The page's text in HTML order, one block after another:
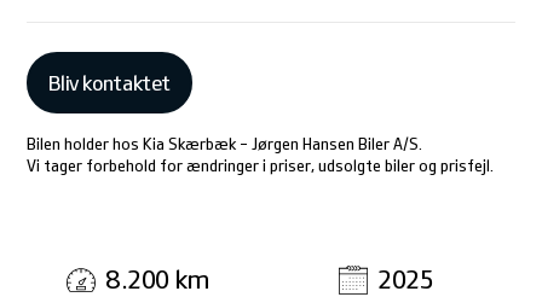
Bliv kontaktet
Bilen holder hos Kia Skærbæk - Jørgen Hansen Biler A/S.
Vi tager forbehold for ændringer i priser, udsolgte biler og prisfejl.
8.200 km 2025